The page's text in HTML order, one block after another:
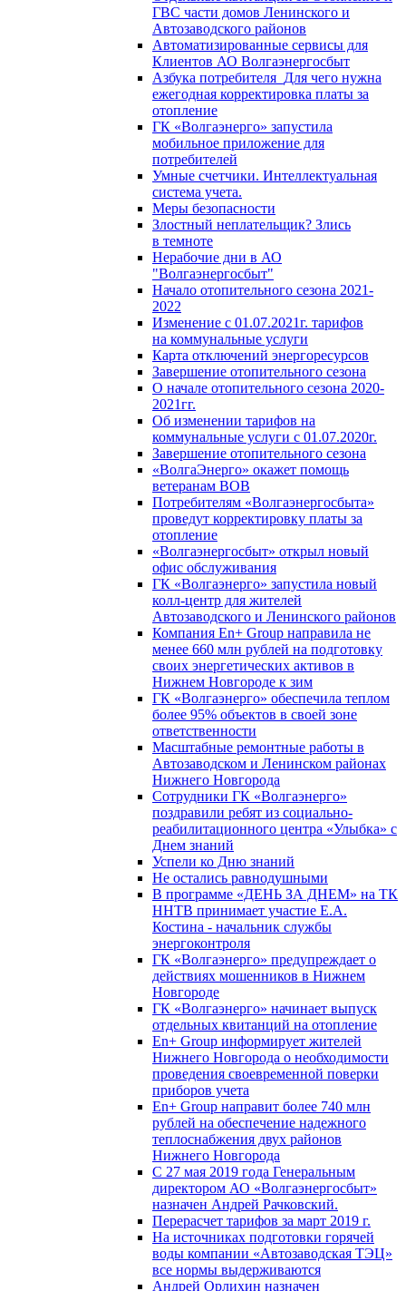
ГВС части домов Ленинского и
Автозаводского районов
Автоматизированные сервисы для
Клиентов АО Волгаэнергосбыт
Азбука потребителя_Для чего нужна
ежегодная корректировка платы за
отопление
ГК «Волгаэнерго» запустила
мобильное приложение для
потребителей
Умные счетчики. Интеллектуальная
система учета.
Меры безопасности
Злостный неплательщик? Злись
в темноте
Нерабочие дни в АО
"Волгаэнергосбыт"
Начало отопительного сезона 2021-
2022
Изменение с 01.07.2021г. тарифов
на коммунальные услуги
Карта отключений энергоресурсов
Завершение отопительного сезона
О начале отопительного сезона 2020-
2021гг.
Об изменении тарифов на
коммунальные услуги с 01.07.2020г.
Завершение отопительного сезона
«ВолгаЭнерго» окажет помощь
ветеранам ВОВ
Потребителям «Волгаэнергосбыта»
проведут корректировку платы за
отопление
«Волгаэнергосбыт» открыл новый
офис обслуживания
ГК «Волгаэнерго» запустила новый
колл-центр для жителей
Автозаводского и Ленинского районов
Компания En+ Group направила не
менее 660 млн рублей на подготовку
своих энергетических активов в
Нижнем Новгороде к зим
ГК «Волгаэнерго» обеспечила теплом
более 95% объектов в своей зоне
ответственности
Масштабные ремонтные работы в
Автозаводском и Ленинском районах
Нижнего Новгорода
Сотрудники ГК «Волгаэнерго»
поздравили ребят из социально-
реабилитационного центра «Улыбка» с
Днем знаний
Успели ко Дню знаний
Не остались равнодушными
В программе «ДЕНЬ ЗА ДНЕМ» на ТК
ННТВ принимает участие Е.А.
Костина - начальник службы
энергоконтроля
ГК «Волгаэнерго» предупреждает о
действиях мошенников в Нижнем
Новгороде
ГК «Волгаэнерго» начинает выпуск
отдельных квитанций на отопление
En+ Group информирует жителей
Нижнего Новгорода о необходимости
проведения своевременной поверки
приборов учета
En+ Group направит более 740 млн
рублей на обеспечение надежного
теплоснабжения двух районов
Нижнего Новгорода
С 27 мая 2019 года Генеральным
директором АО «Волгаэнергосбыт»
назначен Андрей Рачковский.
Перерасчет тарифов за март 2019 г.
На источниках подготовки горячей
воды компании «Автозаводская ТЭЦ»
все нормы выдерживаются
Андрей Орлихин назначен